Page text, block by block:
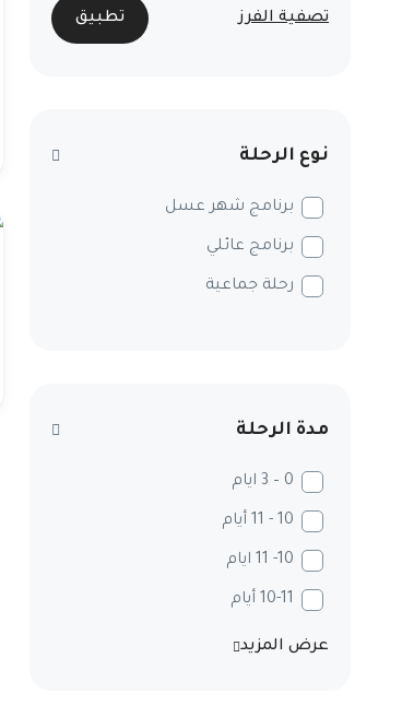
تصفية الفرز تطبيق
نوع الرحلة
برنامج شهر عسل
برنامج عائلي
رحلة جماعية
مدة الرحلة
0 – 3 ايام
10 - 11 أيام
10- 11 ايام
10-11 أيام
عرض المزيد